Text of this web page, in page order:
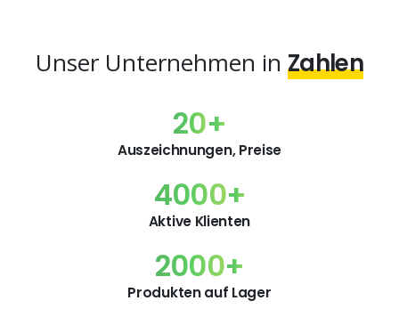
Unser Unternehmen in Zahlen
20+
Auszeichnungen, Preise
4000+
Aktive Klienten
2000+
Produkten auf Lager